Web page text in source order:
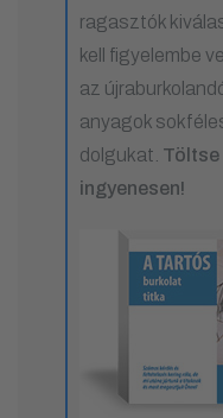
ragasztók
kell figyelembe
az
anyagok
dolgukat. Töltse
ingyenesen!